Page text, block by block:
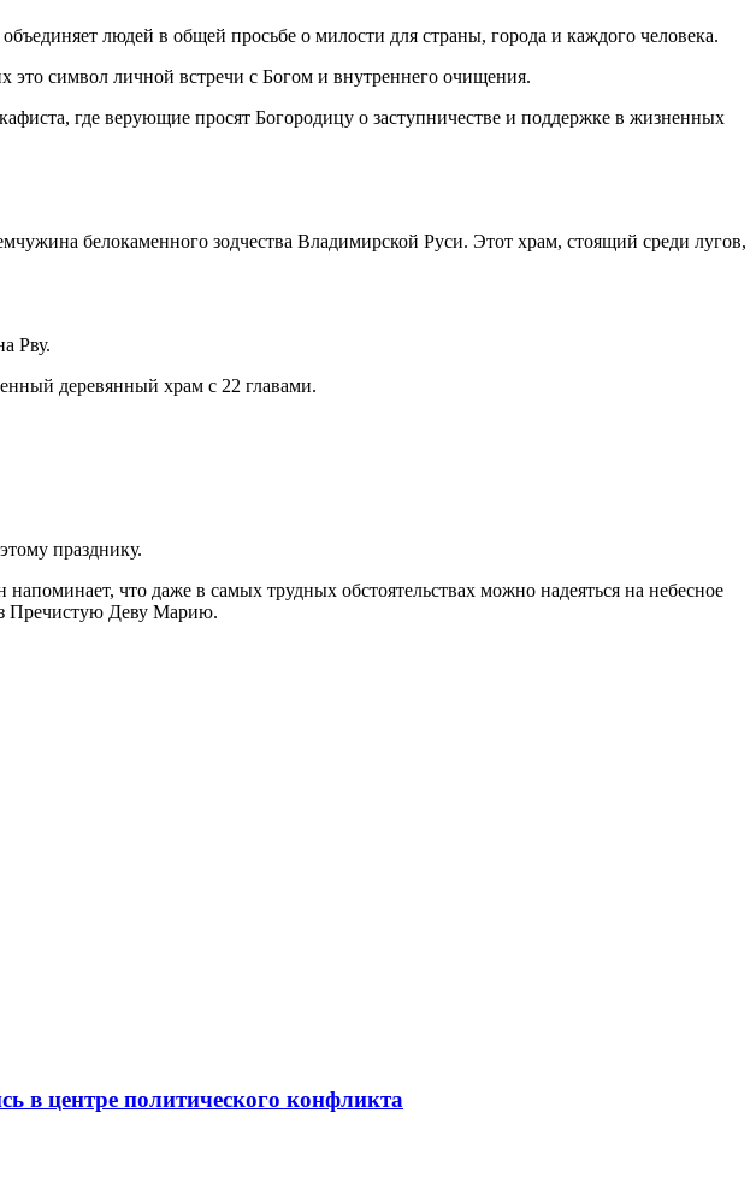
людей в общей просьбе о милости для страны, города и каждого человека.
символ личной встречи с Богом и внутреннего очищения.
где верующие просят Богородицу о заступничестве и поддержке в жизненных
белокаменного зодчества Владимирской Руси. Этот храм, стоящий среди лугов,
Рву.
деревянный храм с 22 главами.
празднику.
что даже в самых трудных обстоятельствах можно надеяться на небесное
Пречистую Деву Марию.
в центре политического конфликта